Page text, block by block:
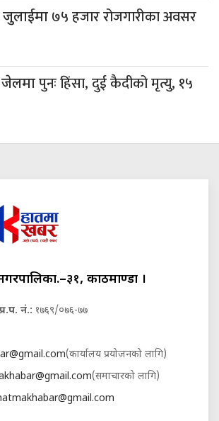
जुलाईमा ७५ हजार रोजगारीका अवसर
जेलमापुनः हिंसा, दुई कैदीको मृत्यु, १५
काठमाण्डौं ।
नं.: १७६९/०७६-७७
(कार्यालय प्रयोजनको लागि)
(समाचारको लागि)